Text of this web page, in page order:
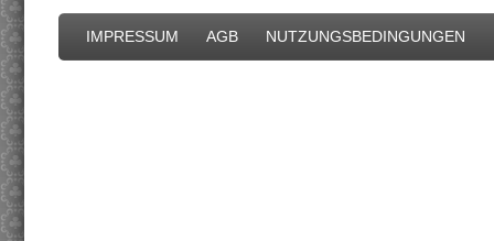
IMPRESSUM AGB NUTZUNGSBEDINGUNGEN